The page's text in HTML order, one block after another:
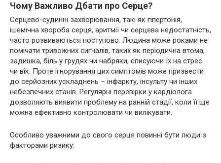
Чому Важливо Дбати про Серце?
Серцево-судинні захворювання, такі як гіпертонія,
ішемічна хвороба серця, аритмії чи серцева недостатність,
часто розвиваються поступово. Людина може роками не
помічати тривожних сигналів, таких як періодична втома,
задишка, біль у грудях чи набряки, списуючи їх на стрес
чи вік. Проте ігнорування цих симптомів може призвести
до серйозних ускладнень – інфаркту, інсульту чи інших
небезпечних станів. Регулярні перевірки у кардіолога
дозволяють виявити проблему на ранній стадії, коли її ще
можна ефективно контролювати чи вилікувати.
Особливо уважними до свого серця повинні бути люди з
факторами ризику: